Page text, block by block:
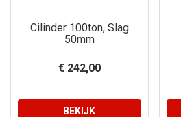
Cilinder 100ton, Slag
50mm
€ 242,00
BEKIJK